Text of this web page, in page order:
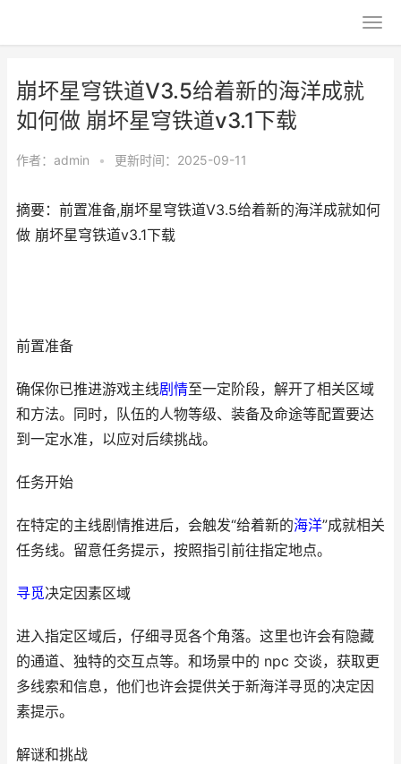
崩坏星穹铁道V3.5给着新的海洋成就
如何做 崩坏星穹铁道v3.1下载
作者： admin • 更新时间：2025-09-11
摘要：前置准备,崩坏星穹铁道V3.5给着新的海洋成就如何
做 崩坏星穹铁道v3.1下载
前置准备
确保你已推进游戏主线剧情至一定阶段，解开了相关区域
和方法。同时，队伍的人物等级、装备及命途等配置要达
到一定水准，以应对后续挑战。
任务开始
在特定的主线剧情推进后，会触发“给着新的海洋”成就相关
任务线。留意任务提示，按照指引前往指定地点。
寻觅决定因素区域
进入指定区域后，仔细寻觅各个角落。这里也许会有隐藏
的通道、独特的交互点等。和场景中的 npc 交谈，获取更
多线索和信息，他们也许会提供关于新海洋寻觅的决定因
素提示。
解谜和挑战